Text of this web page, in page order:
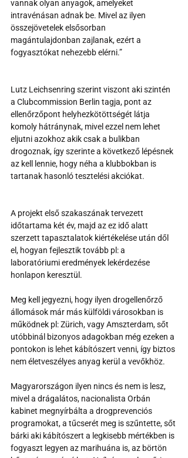
vannak olyan anyagok, amelyeket
intravénásan adnak be. Mivel az ilyen
összejövetelek elsősorban
magántulajdonban zajlanak, ezért a
fogyasztókat nehezebb elérni.”
Lutz Leichsenring szerint viszont aki szintén
a Clubcommission Berlin tagja, pont az
ellenőrzőpont helyhezkötöttségét látja
komoly hátránynak, mivel ezzel nem lehet
eljutni azokhoz akik csak a bulikban
drogoznak, így szerinte a következő lépésnek
az kell lennie, hogy néha a klubbokban is
tartanak hasonló tesztelési akciókat.
A projekt első szakaszának tervezett
időtartama két év, majd az ez idő alatt
szerzett tapasztalatok kiértékelése után dől
el, hogyan fejlesztik tovább pl: a
laboratóriumi eredmények lekérdezése
honlapon keresztül.
Meg kell jegyezni, hogy ilyen drogellenőrző
állomások már más külföldi városokban is
működnek pl: Zürich, vagy Amszterdam, sőt
utóbbinál bizonyos adagokban még ezeken a
pontokon is lehet kábítószert venni, így biztos
nem életveszélyes anyag kerül a vevőkhöz.
Magyarországon ilyen nincs és nem is lesz,
mivel a drágalátos, nacionalista Orbán
kabinet megnyírbálta a drogprevenciós
programokat, a tűcserét meg is szűntette, sőt
bárki aki kábítószert a legkisebb mértékben is
fogyaszt legyen az marihuána is, az börtön